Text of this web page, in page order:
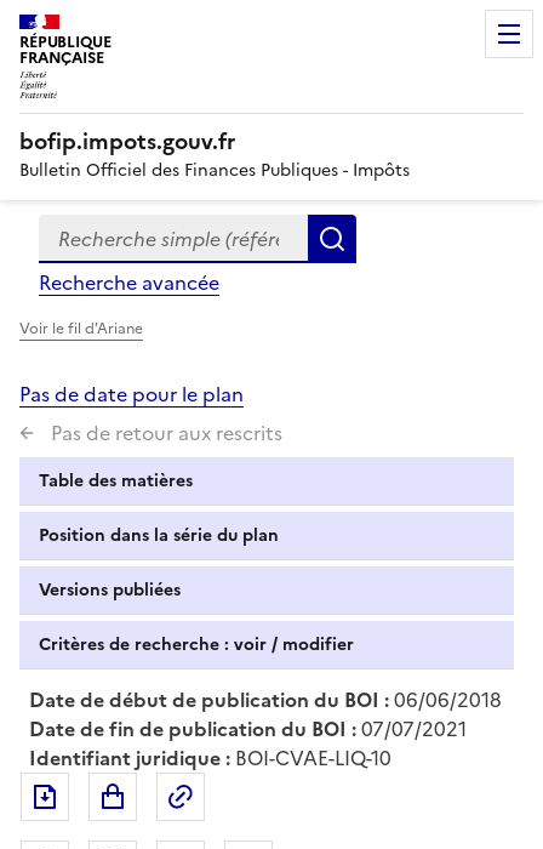
RÉPUBLIQUE
FRANÇAISE
bofip.impots.gouv.fr
Bulletin Officiel des Finances Publiques - Impôts
Formulaire
de
recherche
Recherche simple (références, mots clés, partie du
Recherche avancée
Voir le fil d'Ariane
Pas de date pour le plan
Pas de retour aux rescrits
Table des matières
Position dans la série du plan
Versions publiées
Critères de recherche : voir / modifier
Date de début de publication du BOI :06/06/2018
Date de fin de publication du BOI :07/07/2021
Identifiant juridique : BOI-CVAE-LIQ-10
Exporter le document au format pdf